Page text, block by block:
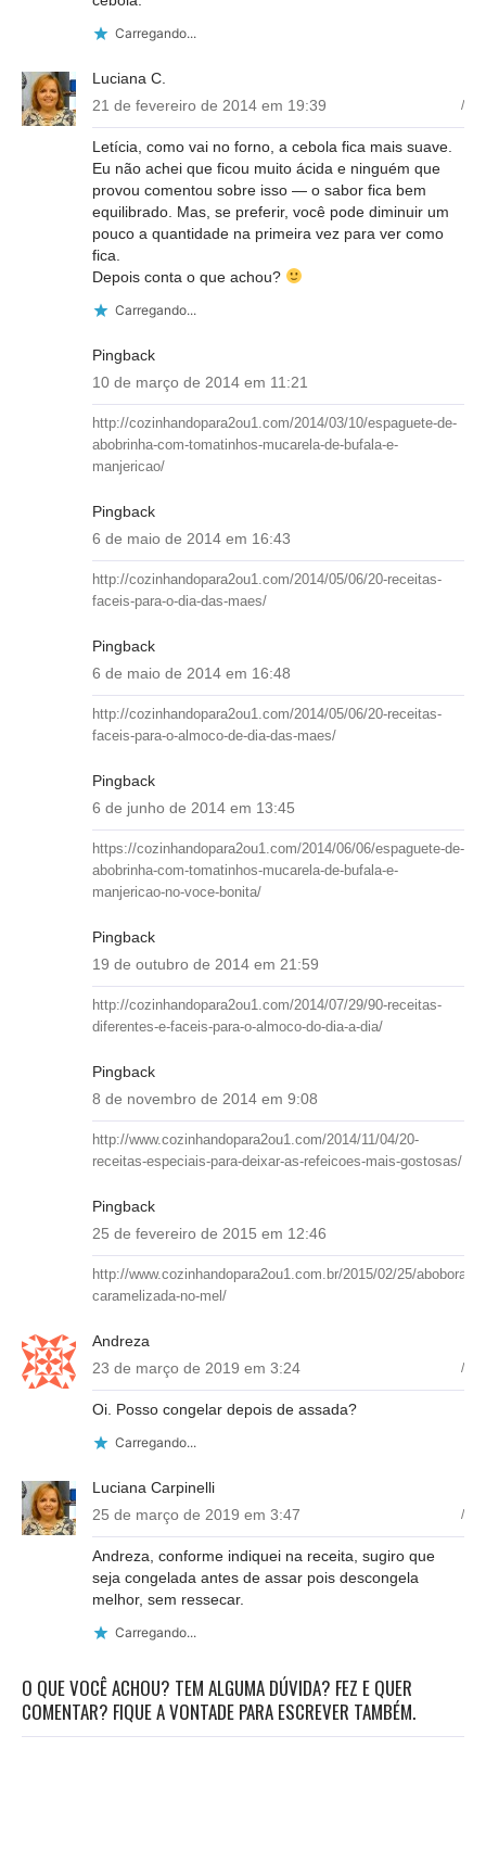
Carregando...
Luciana C.
21 de fevereiro de 2014 em 19:39
/
Letícia, como vai no forno, a cebola fica mais suave.
Eu não achei que ficou muito ácida e ninguém que
provou comentou sobre isso — o sabor fica bem
equilibrado. Mas, se preferir, você pode diminuir um
pouco a quantidade na primeira vez para ver como
fica.
Depois conta o que achou?
Carregando...
Pingback
10 de março de 2014 em 11:21
http://cozinhandopara2ou1.com/2014/03/10/espaguete-de-
abobrinha-com-tomatinhos-mucarela-de-bufala-e-
manjericao/
Pingback
6 de maio de 2014 em 16:43
http://cozinhandopara2ou1.com/2014/05/06/20-receitas-
faceis-para-o-dia-das-maes/
Pingback
6 de maio de 2014 em 16:48
http://cozinhandopara2ou1.com/2014/05/06/20-receitas-
faceis-para-o-almoco-de-dia-das-maes/
Pingback
6 de junho de 2014 em 13:45
https://cozinhandopara2ou1.com/2014/06/06/espaguete-de-
abobrinha-com-tomatinhos-mucarela-de-bufala-e-
manjericao-no-voce-bonita/
Pingback
19 de outubro de 2014 em 21:59
http://cozinhandopara2ou1.com/2014/07/29/90-receitas-
diferentes-e-faceis-para-o-almoco-do-dia-a-dia/
Pingback
8 de novembro de 2014 em 9:08
http://www.cozinhandopara2ou1.com/2014/11/04/20-
receitas-especiais-para-deixar-as-refeicoes-mais-gostosas/
Pingback
25 de fevereiro de 2015 em 12:46
http://www.cozinhandopara2ou1.com.br/2015/02/25/abobora-
caramelizada-no-mel/
Andreza
23 de março de 2019 em 3:24
/
Oi. Posso congelar depois de assada?
Carregando...
Luciana Carpinelli
25 de março de 2019 em 3:47
/
Andreza, conforme indiquei na receita, sugiro que
seja congelada antes de assar pois descongela
melhor, sem ressecar.
Carregando...
O QUE VOCÊ ACHOU? TEM ALGUMA DÚVIDA? FEZ E QUER
COMENTAR? FIQUE A VONTADE PARA ESCREVER TAMBÉM.